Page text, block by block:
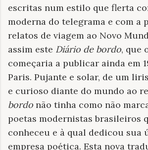
escritas num estilo que flerta
moderna do telegrama e com a
relatos de viagem ao Novo
assim este Diário de bordo, que
começaria a publicar ainda em
Paris. Pujante e solar, de um
e curioso diante do mundo ao
bordo não tinha como não
poetas modernistas brasileiros
conheceu e à qual dedicou sua
empresa poética. Esta nova